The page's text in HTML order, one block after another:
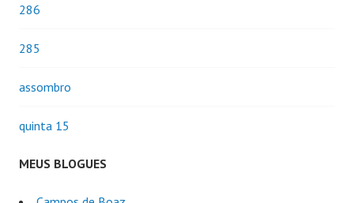
286
285
assombro
quinta 15
MEUS BLOGUES